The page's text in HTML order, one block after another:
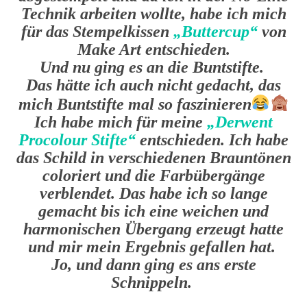
Technik arbeiten wollte, habe ich mich
für das Stempelkissen „Buttercup“von
Make Art entschieden.
Und nu ging es an die Buntstifte.
Das hätte ich auch nicht gedacht, das
mich Buntstifte mal so faszinieren
Ich habe mich für meine „Derwent
Procolour Stifte“ entschieden. Ich habe
das Schild in verschiedenen Brauntönen
coloriert und die Farbübergänge
verblendet. Das habe ich so lange
gemacht bis ich eine weichen und
harmonischen Übergang erzeugt hatte
und mir mein Ergebnis gefallen hat.
Jo, und dann ging es ans erste
Schnippeln.